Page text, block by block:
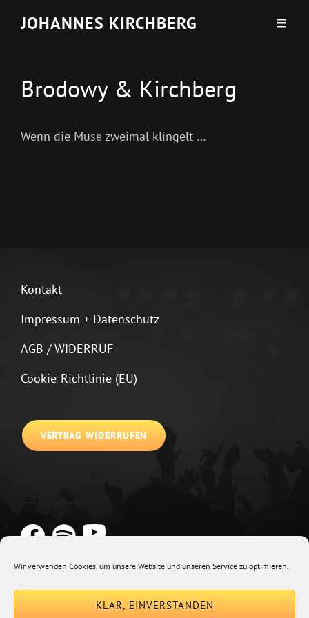
Wir verwenden Cookies, um unsere Website und unseren Service zu optimieren.
KLAR, EINVERSTANDEN
JOHANNES KIRCHBERG
Brodowy & Kirchberg
Wenn die Muse zweimal klingelt …
Kontakt
Impressum + Datenschutz
AGB / WIDERRUF
Cookie-Richtlinie (EU)
VERTRAG WIDERRUFEN
Euphony By Catch Themes